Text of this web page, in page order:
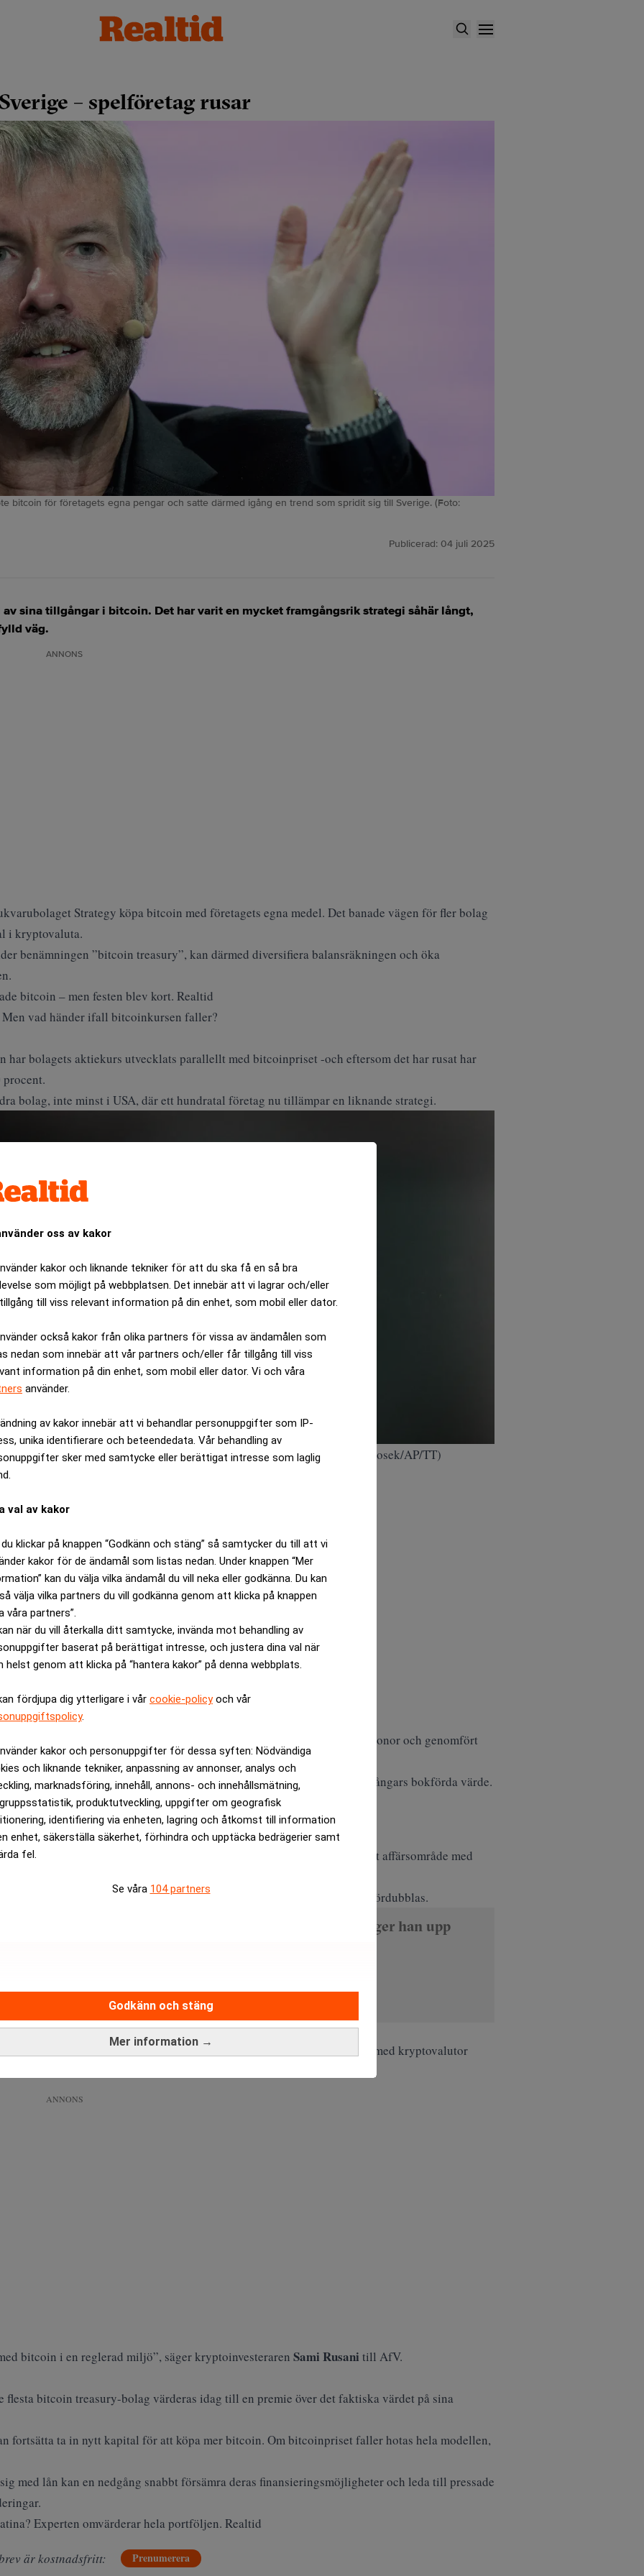
oss av kakor
kakor och liknande tekniker för att du ska få en så bra
som möjligt på webbplatsen. Det innebär att vi lagrar och/eller
till viss relevant information på din enhet, som mobil eller dator.
också kakor från olika partners för vissa av ändamålen som
nedan som innebär att vår partners och/eller får tillgång till viss
information på din enhet, som mobil eller dator. Vi och våra
använder.
av kakor innebär att vi behandlar personuppgifter som IP-
unika identifierare och beteendedata. Vår behandling av
sker med samtycke eller berättigat intresse som laglig
val av kakor
klickar på knappen “Godkänn och stäng” så samtycker du till att vi
kakor för de ändamål som listas nedan. Under knappen “Mer
kan du välja vilka ändamål du vill neka eller godkänna. Du kan
välja vilka partners du vill godkänna genom att klicka på knappen
våra partners”.
när du vill återkalla ditt samtycke, invända mot behandling av
baserat på berättigat intresse, och justera dina val när
helst genom att klicka på “hantera kakor” på denna webbplats.
fördjupa dig ytterligare i vår cookie-policyoch vår
.
kakor och personuppgifter för dessa syften: Nödvändiga
och liknande tekniker, anpassning av annonser, analys och
marknadsföring, innehåll, annons- och innehållsmätning,
produktutveckling, uppgifter om geografisk
identifiering via enheten, lagring och åtkomst till information
enhet, säkerställa säkerhet, förhindra och upptäcka bedrägerier samt
fel.
Se våra 104 partners
Mer information →
Godkänn och stäng
– spelföretag rusar
bitcoin för företagets egna pengar och satte därmed igång en trend som spridit sig till Sverige. (Foto:
Publicerad: 04 juli 2025
sina tillgångar i bitcoin. Det har varit en mycket framgångsrik strategi såhär långt,
väg.
ANNONS
Strategy köpa bitcoin med företagets egna medel. Det banade vägen för fler bolag
i kryptovaluta.
benämningen ”bitcoin treasury”, kan därmed diversifiera balansräkningen och öka
.
bitcoin – men festen blev kort. Realtid
vad händer ifall bitcoinkursen faller?
har bolagets aktiekurs utvecklats parallellt med bitcoinpriset -och eftersom det har rusat har
bolag, inte minst i USA, där ett hundratal företag nu tillämpar en liknande strategi.
kronor, vilket har gjort tidiga investerare mycket rika. (Foto: Petr David Josek/AP/TT)
norska teknikbolaget H100 har köpt bitcoin för hundratals miljoner kronor och genomfört
bygga upp sina innehav.
rusat över 500 procent och värderas nu till mer än sju gånger sina tillgångars bokförda värde.
bitcoin – tjänade miljarder. Realtid
till trenden. När bolaget i måndags meddelade att man lanserar ett nytt affärsområde med
med 129 procent på en enda dag.
lanserade en liknande strategi i maj och därefter sett aktien mer än fördubblas.
Man slängde bitcoin värda miljarder – efter tolv år ger han upp
aktieägare en indirekt exponering mot bitcoin, utan att behöva handla med kryptovalutor
ANNONS
bitcoin i en reglerad miljö”, säger kryptoinvesteraren Sami Rusani till AfV.
flesta bitcoin treasury-bolag värderas idag till en premie över det faktiska värdet på sina
fortsätta ta in nytt kapital för att köpa mer bitcoin. Om bitcoinpriset faller hotas hela modellen,
med lån kan en nedgång snabbt försämra deras finansieringsmöjligheter och leda till pressade
Experten omvärderar hela portföljen. Realtid
är kostnadsfritt: Prenumerera